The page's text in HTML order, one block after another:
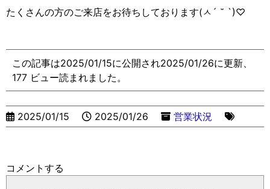
たくさんの方のご来店をお待ちしております(ㅅ ´ ˘ `)♡
この記事は2025/01/15に公開され2025/01/26に更新、
177 ビュー読まれました。
2025/01/15 2025/01/26 営業状況
コメントする